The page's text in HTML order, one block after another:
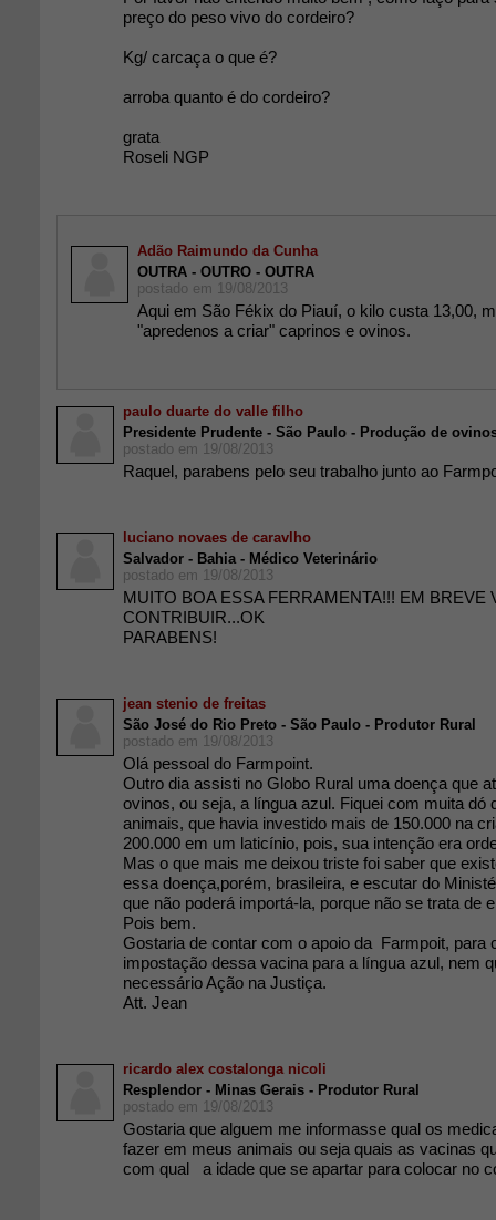
preço do peso vivo do cordeiro?
Kg/ carcaça o que é?
arroba quanto é do cordeiro?
grata
Roseli NGP
Adão Raimundo da Cunha
OUTRA - OUTRO - OUTRA
postado em 19/08/2013
Aqui em São Fékix do Piauí, o kilo custa 13,00,
"apredenos a criar" caprinos e ovinos.
paulo duarte do valle filho
Presidente Prudente - São Paulo - Produção de
postado em 19/08/2013
Raquel, parabens pelo seu trabalho junto ao
luciano novaes de caravlho
Salvador - Bahia - Médico Veterinário
postado em 19/08/2013
MUITO BOA ESSA FERRAMENTA!!! EM BREVE
CONTRIBUIR...OK
PARABENS!
jean stenio de freitas
São José do Rio Preto - São Paulo - Produtor Rural
postado em 19/08/2013
Olá pessoal do Farmpoint.
Outro dia assisti no Globo Rural uma doença que
ovinos, ou seja, a língua azul. Fiquei com muita dó
animais, que havia investido mais de 150.000 na
200.000 em um laticínio, pois, sua intenção era
Mas o que mais me deixou triste foi saber que
essa doença,porém, brasileira, e escutar do
que não poderá importá-la, porque não se trata de
Pois bem.
Gostaria de contar com o apoio da Farmpoit, para
impostação dessa vacina para a língua azul, nem
necessário Ação na Justiça.
Att. Jean
ricardo alex costalonga nicoli
Resplendor - Minas Gerais - Produtor Rural
postado em 19/08/2013
Gostaria que alguem me informasse qual os
fazer em meus animais ou seja quais as vacinas
com qual a idade que se apartar para colocar no